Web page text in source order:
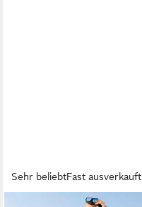
Sehr beliebtFast ausverkauft